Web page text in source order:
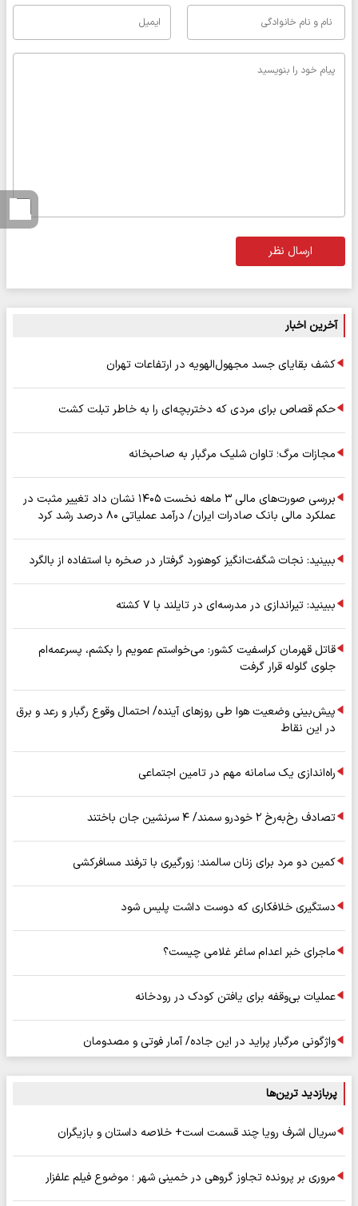
ارسال نظر
آخرین اخبار
کشف بقایای جسد مجهول‌الهویه در ارتفاعات تهران
حکم قصاص برای مردی که دختربچه‌ای را به خاطر تبلت کشت
مجازات مرگ؛ تاوان شلیک مرگبار به صاحبخانه
بررسی صورت‌های مالی ۳ ماهه نخست ۱۴۰۵ نشان داد تغییر مثبت در
عملکرد مالی بانک صادرات ایران/ درآمد عملیاتی ۸۰ درصد رشد کرد
ببینید: نجات شگفت‌انگیز کوهنورد گرفتار در صخره با استفاده از بالگرد
ببینید: تیراندازی در مدرسه‌ای در تایلند با ۷ کشته
قاتل قهرمان کراسفیت کشور: می‌خواستم عمویم را بکشم، پسرعمه‌ام
جلوی گلوله قرار گرفت
پیش‌بینی وضعیت هوا طی روزهای آینده/ احتمال وقوع رگبار و رعد و برق
در این نقاط
راه‌اندازی یک سامانه مهم در تامین اجتماعی
تصادف رخ‌به‌رخ ۲ خودرو سمند/ ۴ سرنشین جان باختند
کمین دو مرد برای زنان سالمند؛ زورگیری با ترفند مسافرکشی
دستگیری خلافکاری که دوست داشت پلیس شود
ماجرای خبر اعدام ساغر غلامی چیست؟
عملیات بی‌وقفه برای یافتن کودک در رودخانه
واژگونی مرگبار پراید در این جاده/ آمار فوتی و مصدومان
پربازدید ترین‌ها
سریال اشرف رویا چند قسمت است+ خلاصه داستان و بازیگران
مروری بر پرونده تجاوز گروهی در خمینی شهر ؛ موضوع فیلم علفزار